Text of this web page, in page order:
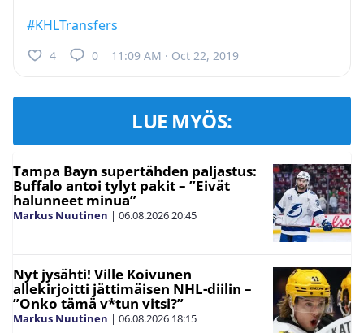
#KHLTransfers
4 0 11:09 AM · Oct 22, 2019
LUE MYÖS:
Tampa Bayn supertähden paljastus:
Buffalo antoi tylyt pakit – ”Eivät
halunneet minua”
Markus Nuutinen | 06.08.202620:45
Nyt jysähti! Ville Koivunen
allekirjoitti jättimäisen NHL-diilin –
”Onko tämä v*tun vitsi?”
Markus Nuutinen | 06.08.2026 18:15